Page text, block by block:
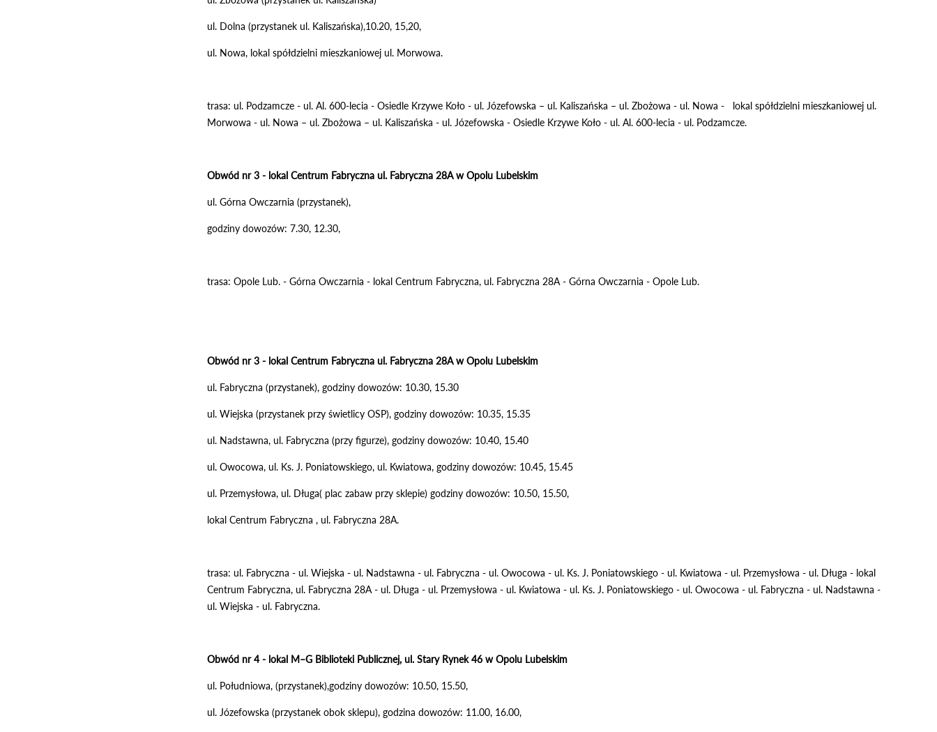
ul. Dolna (przystanek ul. Kaliszańska),10.20, 15,20,
ul. Nowa, lokal spółdzielni mieszkaniowej ul. Morwowa.
trasa: ul. Podzamcze - ul. Al. 600-lecia - Osiedle Krzywe Koło - ul. Józefowska – ul. Kaliszańska – ul. Zbożowa - ul. Nowa - lokal spółdzielni mieszkaniowej ul.
Morwowa - ul. Nowa – ul. Zbożowa – ul. Kaliszańska - ul. Józefowska - Osiedle Krzywe Koło - ul. Al. 600-lecia - ul. Podzamcze.
Obwód nr 3 - lokal Centrum Fabryczna ul. Fabryczna 28A w Opolu Lubelskim
ul. Górna Owczarnia (przystanek),
godziny dowozów: 7.30, 12.30,
trasa: Opole Lub. - Górna Owczarnia - lokal Centrum Fabryczna, ul. Fabryczna 28A - Górna Owczarnia - Opole Lub.
Obwód nr 3 - lokal Centrum Fabryczna ul. Fabryczna 28A w Opolu Lubelskim
ul. Fabryczna (przystanek), godziny dowozów: 10.30, 15.30
ul. Wiejska (przystanek przy świetlicy OSP), godziny dowozów: 10.35, 15.35
ul. Nadstawna, ul. Fabryczna (przy figurze), godziny dowozów: 10.40, 15.40
ul. Owocowa, ul. Ks. J. Poniatowskiego, ul. Kwiatowa, godziny dowozów: 10.45, 15.45
ul. Przemysłowa, ul. Długa( plac zabaw przy sklepie) godziny dowozów: 10.50, 15.50,
lokal Centrum Fabryczna , ul. Fabryczna 28A.
trasa: ul. Fabryczna - ul. Wiejska - ul. Nadstawna - ul. Fabryczna - ul. Owocowa - ul. Ks. J. Poniatowskiego - ul. Kwiatowa - ul. Przemysłowa - ul. Długa - lokal
Centrum Fabryczna, ul. Fabryczna 28A - ul. Długa - ul. Przemysłowa - ul. Kwiatowa - ul. Ks. J. Poniatowskiego - ul. Owocowa - ul. Fabryczna - ul. Nadstawna -
ul. Wiejska - ul. Fabryczna.
Obwód nr 4 - lokal M–G Biblioteki Publicznej, ul. Stary Rynek 46 w Opolu Lubelskim
ul. Południowa, (przystanek),godziny dowozów: 10.50, 15.50,
ul. Józefowska (przystanek obok sklepu), godzina dowozów: 11.00, 16.00,